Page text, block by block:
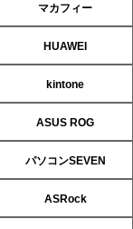
マカフィー
HUAWEI
kintone
ASUS ROG
パソコンSEVEN
ASRock